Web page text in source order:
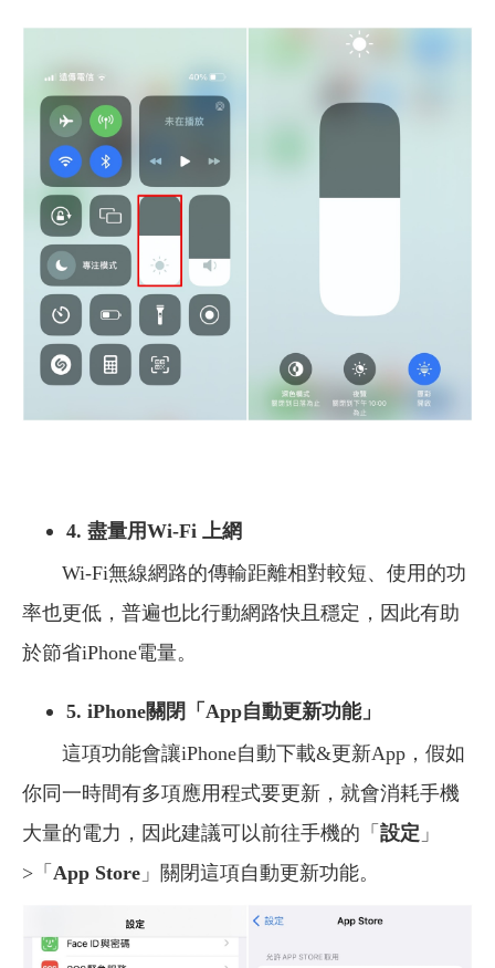
4. 盡量用Wi-Fi 上網
Wi-Fi無線網路的傳輸距離相對較短、使用的功
率也更低，普遍也比行動網路快且穩定，因此有助
於節省iPhone電量。
5. iPhone關閉「App自動更新功能」
這項功能會讓iPhone自動下載&更新App，假如
你同一時間有多項應用程式要更新，就會消耗手機
大量的電力，因此建議可以前往手機的「 設定 」
>「 App Store 」關閉這項自動更新功能。